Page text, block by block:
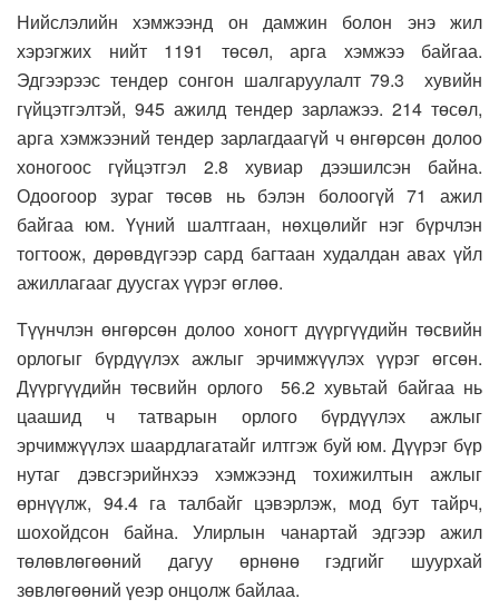
Нийслэлийн хэмжээнд он дамжин болон энэ жил
хэрэгжих нийт 1191
төсөл, арга хэмжээ байгаа.
Эдгээрээс тендер сонгон шалгаруулалт 79.3 хувийн
гүйцэтгэлтэй, 945 ажилд тендер зарлажээ. 214 төсөл,
арга хэмжээний тендер зарлагдаагүй ч өнгөрсөн долоо
хоногоос гүйцэтгэл 2.8 хувиар дээшилсэн байна.
Одоогоор зураг төсөв нь бэлэн болоогүй 71 ажил
байгаа юм. Үүний шалтгаан, нөхцөлийг нэг бүрчлэн
тогтоож, дөрөвдүгээр сард багтаан худалдан авах үйл
ажиллагааг дуусгах үүрэг өглөө.
Түүнчлэн өнгөрсөн долоо хоногт дүүргүүдийн төсвийн
орлогыг бүрдүүлэх ажлыг эрчимжүүлэх үүрэг өгсөн.
Дүүргүүдийн төсвийн орлого 56.2 хувьтай байгаа нь
цаашид ч татварын орлого бүрдүүлэх ажлыг
эрчимжүүлэх шаардлагатайг илтгэж буй юм. Дүүрэг бүр
нутаг дэвсгэрийнхээ хэмжээнд тохижилтын ажлыг
өрнүүлж, 94.4 га талбайг цэвэрлэж, мод бут тайрч,
шохойдсон байна. Улирлын чанартай эдгээр ажил
төлөвлөгөөний дагуу өрнөнө гэдгийг шуурхай
зөвлөгөөний үеэр онцолж байлаа.